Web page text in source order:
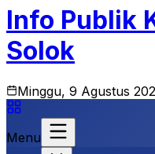
Info Publik
Solok
Minggu, 9 Agustus
Menu